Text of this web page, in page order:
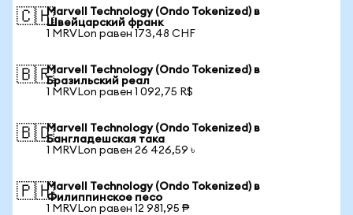
🇨🇭Marvell Technology (Ondo Tokenized) в
Швейцарский франк
1 MRVLon равен 173,48 CHF
🇧🇷Marvell Technology (Ondo Tokenized) в
Бразильский реал
1 MRVLon равен 1 092,75 R$
🇧🇩Marvell Technology (Ondo Tokenized) в
Бангладешская така
1 MRVLon равен 26 426,59 ৳
🇵🇭Marvell Technology (Ondo Tokenized) в
Филиппинское песо
1 MRVLon равен 12 981,95 ₱